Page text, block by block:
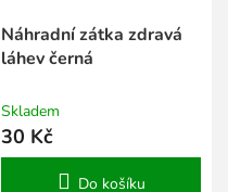
Náhradní zátka zdravá
láhev černá
Skladem
30 Kč
Do košíku